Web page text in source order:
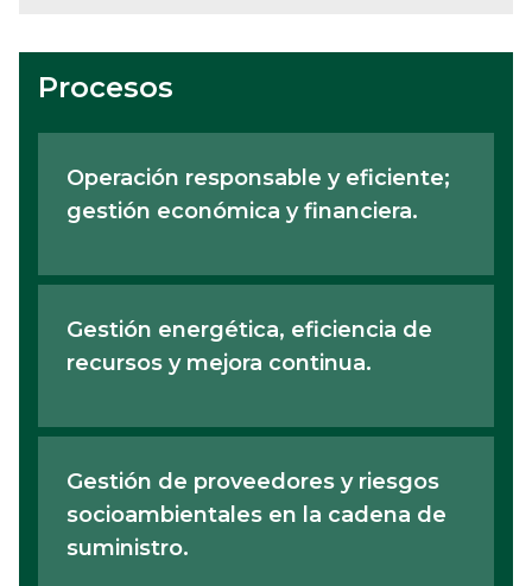
Procesos
Operación responsable y eficiente;
gestión económica y financiera.
Gestión energética, eficiencia de
recursos y mejora continua.
Gestión de proveedores y riesgos
socioambientales en la cadena de
suministro.